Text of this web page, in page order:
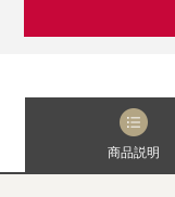
商品説明